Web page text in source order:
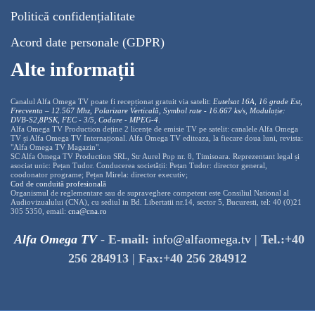
Politică confidențialitate
Acord date personale (GDPR)
Alte informații
Canalul Alfa Omega TV poate fi recepționat gratuit via satelit: Eutelsat 16A, 16 grade Est,
Frecventa – 12.567 Mhz, Polarizare Verticală, Symbol rate - 16.667 ks/s, Modulație:
DVB-S2,8PSK, FEC - 3/5, Codare - MPEG-4
Alfa Omega TV Production deține 2 licențe de emisie TV pe satelit: canalele Alfa Omega
TV și Alfa Omega TV Internațional. Alfa Omega TV editeaza, la fiecare doua luni, revista:
"Alfa Omega TV Magazin".
SC Alfa Omega TV Production SRL, Str Aurel Pop nr. 8, Timisoara. Reprezentant legal și
asociat unic: Pețan Tudor. Conducerea societății: Pețan Tudor: director general,
coodonator programe; Pețan Mirela: director executiv;
Cod de conduită profesională
Organismul de reglementare sau de supraveghere competent este Consiliul National al
Audiovizualului (CNA), cu sediul in Bd. Libertatii nr.14, sector 5, Bucuresti, tel: 40 (0)21
305 5350, email: cna@cna.ro
Alfa Omega TV- E-mail: info@alfaomega.tv | Tel.:+40
256 284913 | Fax:+40 256 284912